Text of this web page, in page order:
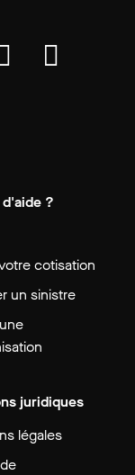
?
cotisation
un sinistre
juridiques
légales